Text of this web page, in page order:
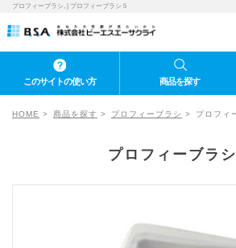
プロフィーブラシ, | プロフィーブラシ５
このサイトの使い方 商品を探す
HOME 商品を探す プロフィーブラシ プロフィ
プロフィーブラ